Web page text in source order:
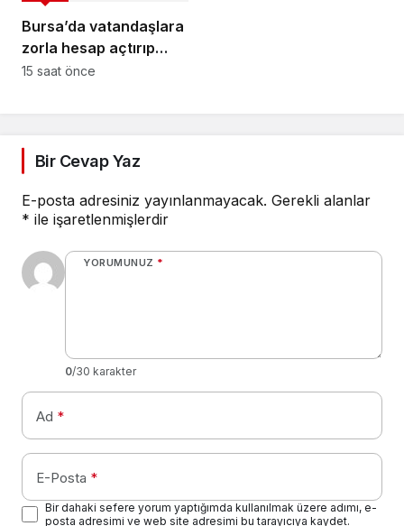
Bursa’da vatandaşlara
zorla hesap açtırıp
kara para aklayan
15 saat önce
Bir Cevap Yaz
E-posta adresiniz yayınlanmayacak. Gerekli alanlar
* ile işaretlenmişlerdir
YORUMUNUZ *
0/30 karakter
Ad *
E-Posta *
Bir dahaki sefere yorum yaptığımda kullanılmak üzere adımı, e-
posta adresimi ve web site adresimi bu tarayıcıya kaydet.